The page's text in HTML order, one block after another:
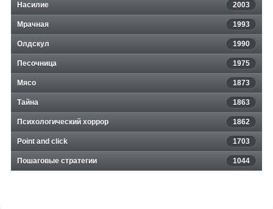
Насилие 2003
Мрачная 1993
Олдскул 1990
Песочница 1975
Мясо 1873
Тайна 1863
Психологический хоррор 1862
Point and click 1703
Пошаговые стратегии 1044